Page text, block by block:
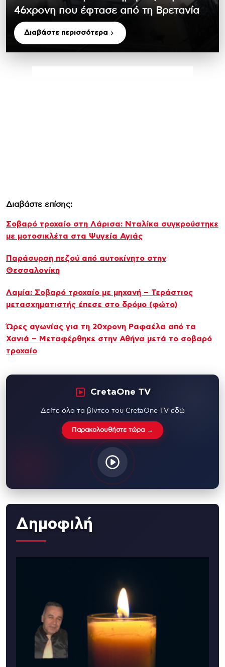
46χρονη που έφτασε από τη Βρετανία
Διαβάστε περισσότερα
Διαβάστε επίσης:
Σοβαρό τροχαίο στη Λάρισα: Νταλίκα συγκρούστηκε
με μοτοσικλέτα στα Ψυγεία Αγιάς
Παράσυρση πεζού από αυτοκίνητο στην
Θεσσαλονίκη
Λαμία: Σοβαρό τροχαίο με μηχανή – Τεράστιoς
μετασχηματιστής έπεσε στο δρόμο (φώτο)
Ώρες αγωνίας για τη 20χρονη Ραφαέλα από τα
Χανιά – Μεταφέρθηκε στην Αθήνα μετά το σοβαρό
τροχαίο
CretaOne TV
Δείτε όλα τα βίντεο του CretaOne TV εδώ
Παρακολουθήστε τώρα →
Δημοφιλή